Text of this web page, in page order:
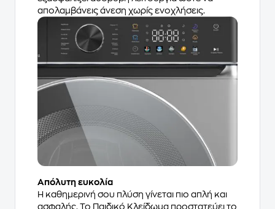
απολαμβάνεις άνεση χωρίς ενοχλήσεις.
Απόλυτη ευκολία
Η καθημερινή σου πλύση γίνεται πιο απλή και
ασφαλής. Το Παιδικό Κλείδωμα προστατεύει το